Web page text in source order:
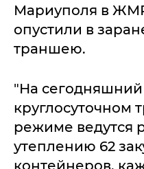
Мариуполя в
опустили в
траншею.
"На сегодняшний
круглосуточном
режиме ведутся
утеплению 62
контейнеров,